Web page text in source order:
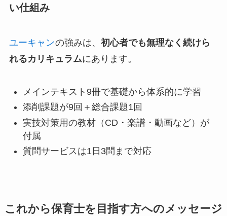
い仕組み
ユーキャンの強みは、 初心者でも無理なく続けら
れるカリキュラムにあります。
メインテキスト9冊で基礎から体系的に学習
添削課題が9回＋総合課題1回
実技対策用の教材（CD・楽譜・動画など）が
付属
質問サービスは1日3問まで対応
これから保育士を目指す方へのメッセージ